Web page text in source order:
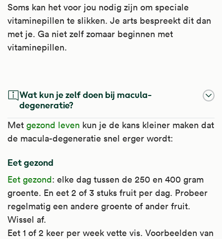
Soms kan het voor jou nodig zijn om speciale
vitaminepillen te slikken. Je arts bespreekt dit dan
met je. Ga niet zelf zomaar beginnen met
vitaminepillen.
Omega-3-vetzuren heten ook wel visolie-
vetzuren. Ze komen voor in vette vis en
hebben een gunstig effect op de
vetsamenstelling van het bloed.
Het wordt gebruikt bij te veel vet in het
bloed, als een dieet onvoldoende helpt en
andere cholesterolverlagers niet gebruikt
kunnen worden. Het effect is echter niet zo
groot.
Wat kun je zelf doen bij macula-
degeneratie?
Met gezond leven kun je de kans kleiner maken dat
de macula-degeneratie snel erger wordt:
Eet gezond
Eet gezond: elke dag tussen de 250 en 400 gram
groente. En eet 2 of 3 stuks fruit per dag. Probeer
regelmatig een andere groente of ander fruit.
Wissel af.
Eet 1 of 2 keer per week vette vis. Voorbeelden van